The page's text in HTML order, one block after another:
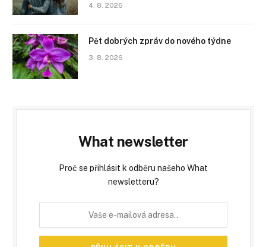
4. 8. 2026
Pět dobrých zpráv do nového týdne
3. 8. 2026
What newsletter
Proč se přihlásit k odběru našeho What
newsletteru?